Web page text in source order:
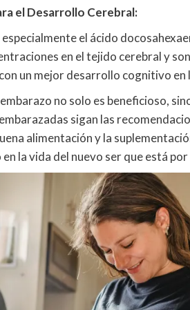
el Desarrollo Cerebral:
el ácido
en el tejido cerebral y
un mejor desarrollo cognitivo en
no solo es beneficioso,
sigan las
alimentación y la
la vida del nuevo ser que está